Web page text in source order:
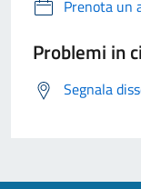
Prenota un
Problemi in
Segnala